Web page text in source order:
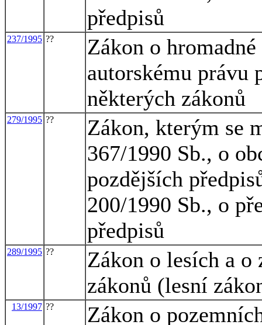
předpisů
237/1995 ??
Zákon o
autorskému právu
některých zákonů
279/1995 ??
Zákon, kterým se
367/1990 Sb., o
pozdějších
200/1990 Sb., o
předpisů
289/1995 ??
Zákon o lesích a o
zákonů (lesní
13/1997 ?? Zákon o